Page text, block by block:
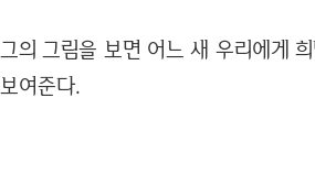
그의 그림을 보면 어느 새 우리에게
보여준다.